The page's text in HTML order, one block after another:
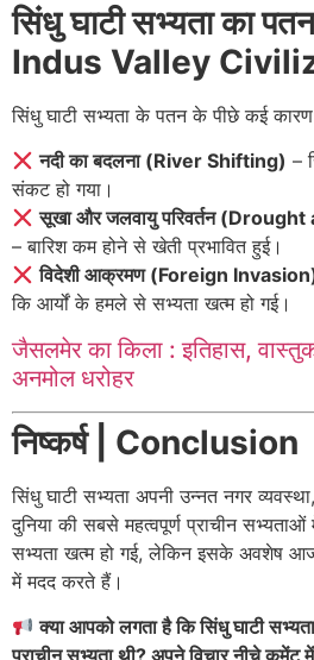
सिंधु घाटी सभ्यता का
Indus Valley
सिंधु घाटी सभ्यता के पतन के पीछे कई
नदी का बदलना (River Shifting) –
संकट हो गया।
सूखा और जलवायु परिवर्तन
– बारिश कम होने से खेती प्रभावित हुई।
विदेशी आक्रमण (Foreign
कि आर्यों के हमले से सभ्यता खत्म हो गई।
जैसलमेर का किला : इतिहास,
अनमोल धरोहर
निष्कर्ष | Conclusion
सिंधु घाटी सभ्यता अपनी उन्नत नगर
दुनिया की सबसे महत्वपूर्ण प्राचीन
सभ्यता खत्म हो गई, लेकिन इसके अवशेष
में मदद करते हैं।
क्या आपको लगता है कि सिंधु घाटी
प्राचीन सभ्यता थी? अपने विचार नीचे कमेंट